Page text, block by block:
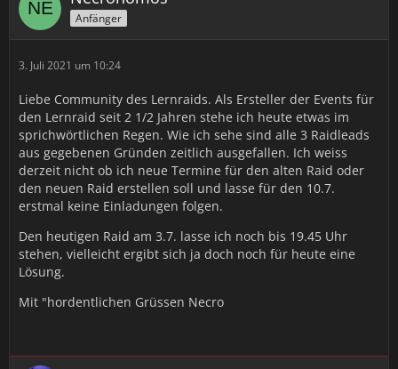
Anfänger
3. Juli 2021 um 10:24
Liebe Community des Lernraids. Als Ersteller der Events für
den Lernraid seit 2 1/2 Jahren stehe ich heute etwas im
sprichwörtlichen Regen. Wie ich sehe sind alle 3 Raidleads
aus gegebenen Gründen zeitlich ausgefallen. Ich weiss
derzeit nicht ob ich neue Termine für den alten Raid oder
den neuen Raid erstellen soll und lasse für den 10.7.
erstmal keine Einladungen folgen.
Den heutigen Raid am 3.7. lasse ich noch bis 19.45 Uhr
stehen, vielleicht ergibt sich ja doch noch für heute eine
Lösung.
Mit "hordentlichen Grüssen Necro